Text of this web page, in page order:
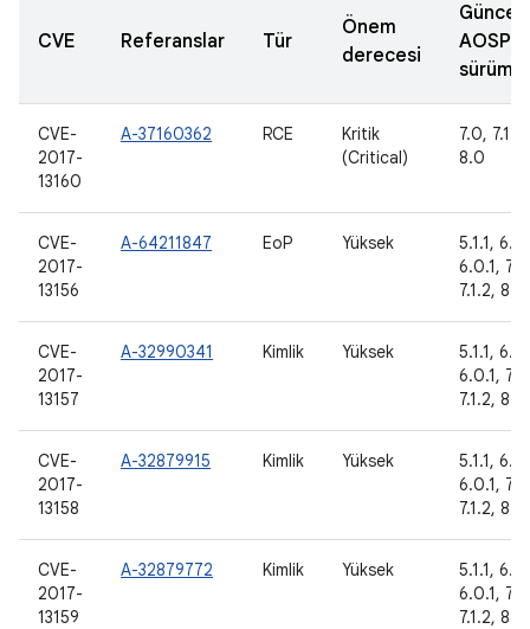
CVE Referanslar Tür
Önem
derecesi
AOSP
CVE-
2017-
13160
A-37160362 RCE
Kritik
(Critical)
7.0, 7.1.1,
8.0
CVE-
2017-
13156
A-64211847 EoP Yüksek
5.1.1, 6.0,
6.0.1,
7.1.2, 8.0
CVE-
2017-
13157
A-32990341 Kimlik Yüksek
5.1.1, 6.0,
6.0.1,
7.1.2, 8.0
CVE-
2017-
13158
A-32879915 Kimlik Yüksek
5.1.1, 6.0,
6.0.1,
7.1.2, 8.0
CVE-
2017-
13159
A-32879772 Kimlik Yüksek
5.1.1, 6.0,
6.0.1,
7.1.2, 8.0